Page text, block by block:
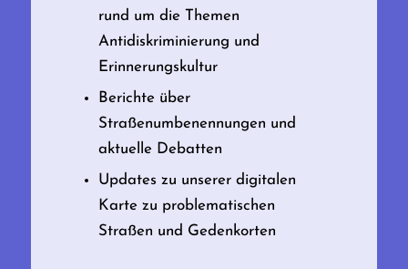
rund um die Themen
Antidiskriminierung und
Erinnerungskultur
Berichte über
Straßenumbenennungen und
aktuelle Debatten
Updates zu unserer digitalen
Karte zu problematischen
Straßen und Gedenkorten